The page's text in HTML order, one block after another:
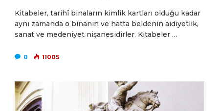
Kitabeler, tarihî binaların kimlik kartları olduğu kadar
aynı zamanda o binanın ve hatta beldenin aidiyetlik,
sanat ve medeniyet nişanesidirler. Kitabeler …
0 11005